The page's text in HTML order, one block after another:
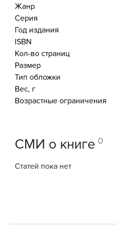
Жанр
Серия
Год издания
ISBN
Кол-во страниц
Размер
Тип обложки
Вес, г
Возрастные ограничения
СМИ о книге 0
Статей пока нет